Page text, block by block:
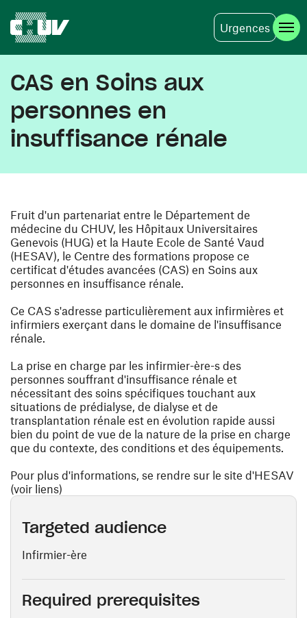
Urgences
CAS en Soins aux
personnes en
insuffisance rénale
Fruit d'un partenariat entre le Département de
médecine du CHUV, les Hôpitaux Universitaires
Genevois (HUG) et la Haute Ecole de Santé Vaud
(HESAV), le Centre des formations propose ce
certificat d'études avancées (CAS) en Soins aux
personnes en insuffisance rénale.
Ce CAS s'adresse particulièrement aux infirmières et
infirmiers exerçant dans le domaine de l'insuffisance
rénale.
La prise en charge par les infirmier-ère-s des
personnes souffrant d'insuffisance rénale et
nécessitant des soins spécifiques touchant aux
situations de prédialyse, de dialyse et de
transplantation rénale est en évolution rapide aussi
bien du point de vue de la nature de la prise en charge
que du contexte, des conditions et des équipements.
Pour plus d'informations, se rendre sur le site d'HESAV
(voir liens)
Targeted audience
Infirmier-ère
Required prerequisites